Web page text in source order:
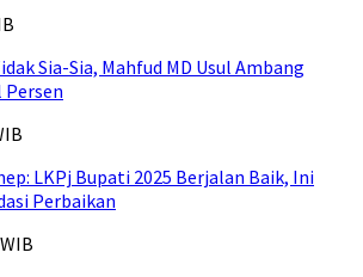
Sia-Sia, Mahfud MD Usul Ambang
LKPj Bupati 2025 Berjalan Baik, Ini
Perbaikan